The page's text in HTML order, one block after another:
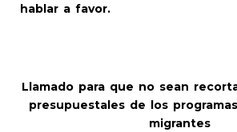
hablar a favor.
Llamado para que no sean
presupuestales de los
migrantes